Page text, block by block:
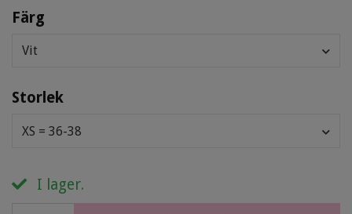
Färg
Vit
Storlek
XS = 36-38
I lager.